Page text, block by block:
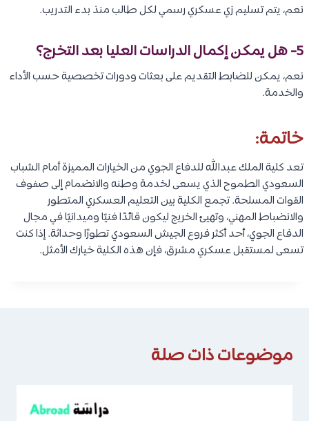
نعم، يتم تسليم زي عسكري رسمي لكل طالب منذ بدء التدريب.
5- هل يمكن إكمال الدراسات العليا بعد التخرج؟
نعم، يمكن للضابط التقديم على بعثات ودورات تخصصية حسب الأداء
والخدمة.
خاتمة:
تعد كلية الملك عبدالله للدفاع الجوي من الخيارات المميزة أمام الشباب
السعودي الطموح الذي يسعى لخدمة وطنه والانضمام إلى صفوف
القوات المسلحة. تجمع الكلية بين التعليم العسكري المتطور
والانضباط المهني، وتهيئ الخريج ليكون قائدًا فنيًا وميدانيًا في مجال
الدفاع الجوي، أحد أكثر فروع الجيش السعودي تطورًا وحداثة. إذا كنت
تسعى لمستقبل عسكري مشرق، فإن هذه الكلية خيارك الأمثل.
موضوعات ذات صلة